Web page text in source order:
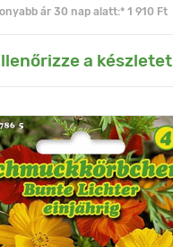
ár 30 nap alatt:* 1 910 Ft
a készletet